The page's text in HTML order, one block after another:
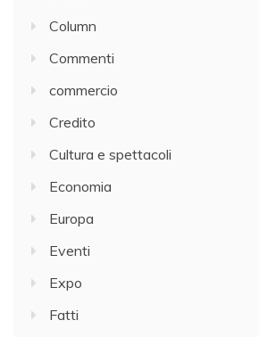
Column
Commenti
commercio
Credito
Cultura e spettacoli
Economia
Europa
Eventi
Expo
Fatti